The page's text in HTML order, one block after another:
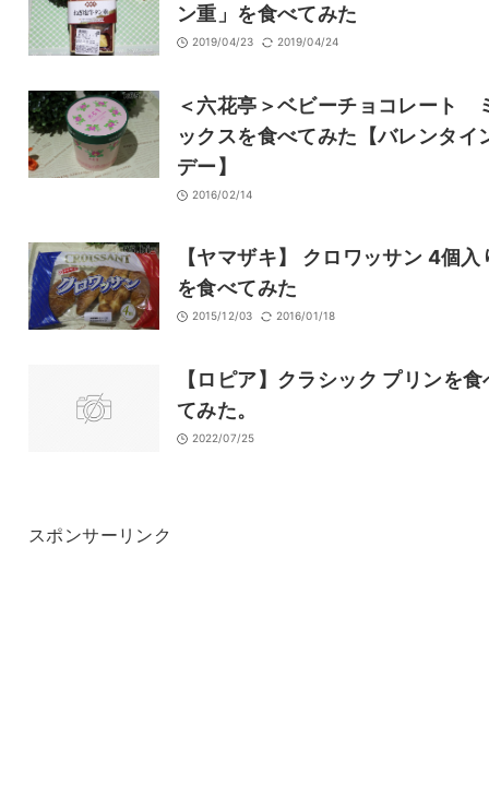
ン重」を食べてみた
2019/04/23 2019/04/24
＜六花亭＞ベビーチョコレート
ックスを食べてみた【バレンタイ
デー】
2016/02/14
【ヤマザキ】 クロワッサン 4個入
を食べてみた
2015/12/03 2016/01/18
【ロピア】クラシック プリンを食
てみた。
2022/07/25
スポンサーリンク